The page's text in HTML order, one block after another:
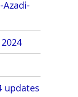
Azadi-
updates